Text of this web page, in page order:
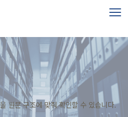
원문 구조에 맞춰 확인할 수 있습니다.